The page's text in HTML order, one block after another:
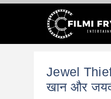
content
Jewel
खान और